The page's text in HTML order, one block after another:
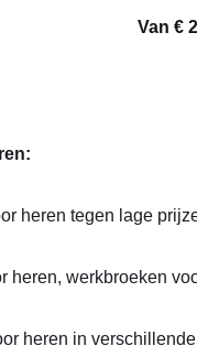
Van €
heren tegen lage
heren, werkbroeken
heren in